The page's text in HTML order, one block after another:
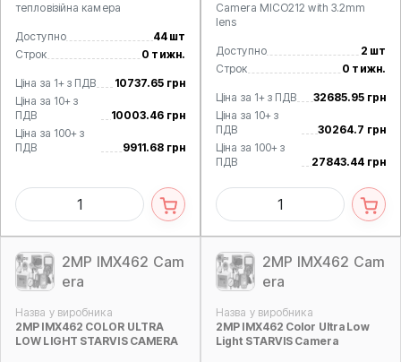
тепловізійна камера
Доступно
44 шт
Строк
0 тижн.
Ціна за 1+ з ПДВ
10737.65 грн
Ціна за 10+ з
ПДВ
10003.46 грн
Ціна за 100+ з
ПДВ
9911.68 грн
Camera MICO212 with 3.2mm
lens
Доступно
2 шт
Строк
0 тижн.
Ціна за 1+ з ПДВ
32685.95 грн
Ціна за 10+ з
ПДВ
30264.7 грн
Ціна за 100+ з
ПДВ
27843.44 грн
2MP IMX462 Cam
era
Назва у виробника
2MP IMX462 COLOR ULTRA
LOW LIGHT STARVIS CAMERA
2MP IMX462 Cam
era
Назва у виробника
2MP IMX462 Color Ultra Low
Light STARVIS Camera